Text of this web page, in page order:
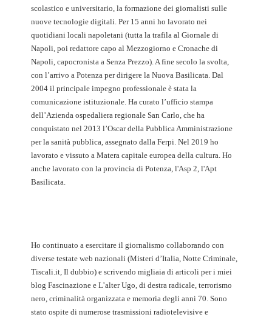
scolastico e universitario, la formazione dei giornalisti sulle
nuove tecnologie digitali. Per 15 anni ho lavorato nei
quotidiani locali napoletani (tutta la trafila al Giornale di
Napoli, poi redattore capo al Mezzogiorno e Cronache di
Napoli, capocronista a Senza Prezzo). A fine secolo la svolta,
con l’arrivo a Potenza per dirigere la Nuova Basilicata. Dal
2004 il principale impegno professionale è stata la
comunicazione istituzionale. Ha curato l’ufficio stampa
dell’Azienda ospedaliera regionale San Carlo, che ha
conquistato nel 2013 l’Oscar della Pubblica Amministrazione
per la sanità pubblica, assegnato dalla Ferpi. Nel 2019 ho
lavorato e vissuto a Matera capitale europea della cultura. Ho
anche lavorato con la provincia di Potenza, l'Asp 2, l'Apt
Basilicata.
Ho continuato a esercitare il giornalismo collaborando con
diverse testate web nazionali (Misteri d’Italia, Notte Criminale,
Tiscali.it, Il dubbio) e scrivendo migliaia di articoli per i miei
blog Fascinazione e L’alter Ugo, di destra radicale, terrorismo
nero, criminalità organizzata e memoria degli anni 70. Sono
stato ospite di numerose trasmissioni radiotelevisive e